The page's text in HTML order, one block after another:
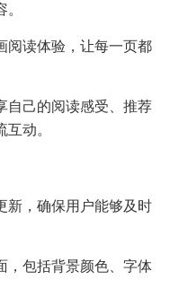
阅读体验，让每一页都
自己的阅读感受、推荐
动。
新，确保用户能够及时
，包括背景颜色、字体